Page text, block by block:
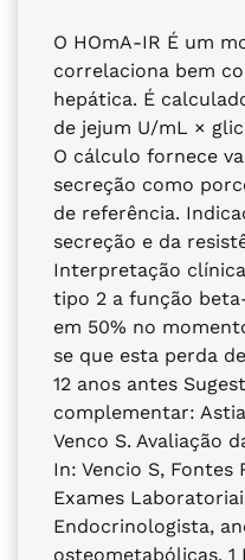
O HOmA-IR É um
correlaciona bem
hepática. É
de jejum U/mL ×
O cálculo fornece
secreção como
de referência.
secreção e da
Interpretação
tipo 2 a função
em 50% no
se que esta perda
12 anos antes
complementar:
Venco S. Avaliação
In: Vencio S, Fontes
Exames
Endocrinologista,
osteometabólicas. 1